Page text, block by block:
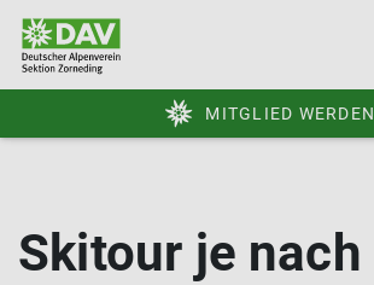
MITGLIED WERDEN
Skitour je nach